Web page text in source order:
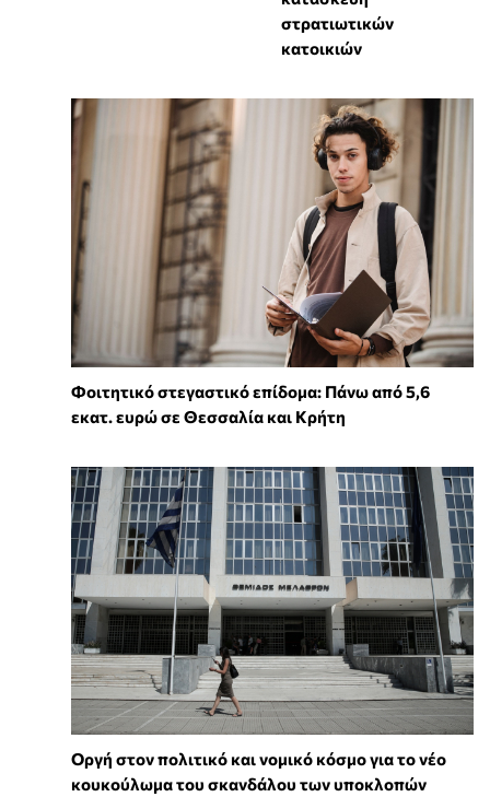
στρατιωτικών
κατοικιών
Φοιτητικό στεγαστικό επίδομα: Πάνω από 5,6
εκατ. ευρώ σε Θεσσαλία και Κρήτη
Οργή στον πολιτικό και νομικό κόσμο για το νέο
κουκούλωμα του σκανδάλου των υποκλοπών